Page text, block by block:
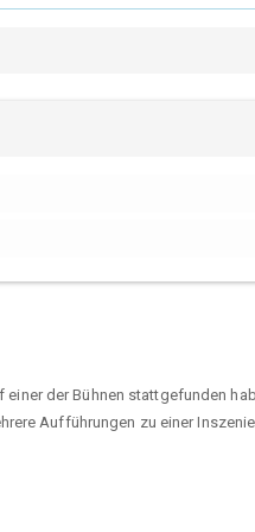
der Bühnen stattgefunden
Aufführungen zu einer